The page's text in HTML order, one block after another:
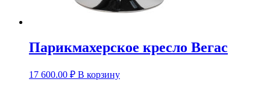
Парикмахерское кресло Вегас
17 600.00 ₽ В корзину